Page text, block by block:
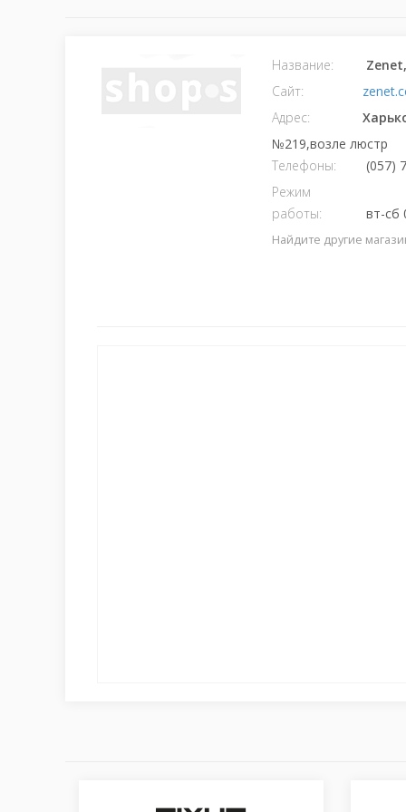
Название:
Сайт:
Адрес:
№219,возле люстр
Телефоны:
(057)
Режим
работы:
вт-сб
Найдите другие